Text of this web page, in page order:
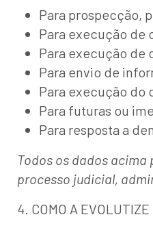
Para prospecção,
Para execução de
Para execução de
Para envio de
Para execução do
Para futuras ou
Para resposta a
Todos os dados
processo judicial,
4. COMO A EVOLUTIZE